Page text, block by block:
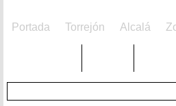
Portada Torrejón Alcalá